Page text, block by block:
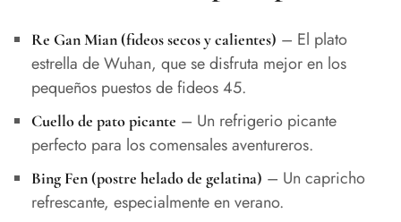
Re Gan Mian (fideos secos y calientes) – El plato
estrella de Wuhan, que se disfruta mejor en los
pequeños puestos de fideos 45.
Cuello de pato picante – Un refrigerio picante
perfecto para los comensales aventureros.
Bing Fen (postre helado de gelatina) – Un capricho
refrescante, especialmente en verano.